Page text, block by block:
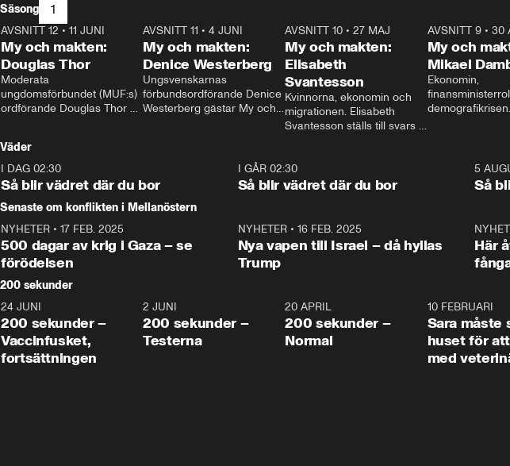
Säsong 1
26:27
AVSNITT 12 • 11 JUNI
My och makten:
Douglas Thor
Moderata
ungdomsförbundet (MUF:s)
ordförande Douglas Thor
tonårsutvisningarna och hur
Moderaterna ska locka
väljare till valet i höst.
23:40
AVSNITT 11 •4 JUNI
My och makten:
Denice Westerberg
Ungsvenskarnas
förbundsordförande Denice
Westerberg gästar My och
AVSNITT 10 •27 MAJ
My och makten:
Elisabeth
Svantesson
Kvinnorna, ekonomin och
migrationen. Elisabeth
Svantesson ställs till svars
AVSNITT 9• 30
My och
Mikael
Ekonomin,
demografikrisen.
och Makten.
Väder
I DAG 02:30
Så blir vädret där du bor
1:06
I GÅR 02:30
Så blir vädret där du bor
5
Så
Senaste om konflikten i Mellanöstern
NYHETER • 17 FEB. 2025
500 dagar av krig i Gaza – se
förödelsen
NYHETER• 16 FEB. 2025
Nya vapen till Israel – då hyllas
Trump
Här
200 sekunder
5:00
24 JUNI
200 sekunder –
Vaccinfusket,
fortsättningen
4:23
2 JUNI
200 sekunder –
Testerna
20 APRIL
200 sekunder –
Normal
10 FEBRUARI
Sara måste
huset för
med